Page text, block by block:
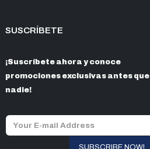
SUSCRÍBETE
¡Suscríbete ahora y conoce
promociones exclusivas antes que
nadie!